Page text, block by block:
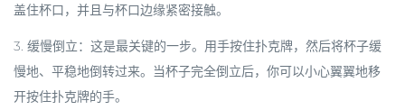
盖住杯口，并且与杯口边缘紧密接触。
3. 缓慢倒立：这是最关键的一步。用手按住扑克牌，然后将杯子缓
慢地、平稳地倒转过来。当杯子完全倒立后，你可以小心翼翼地移
开按住扑克牌的手。